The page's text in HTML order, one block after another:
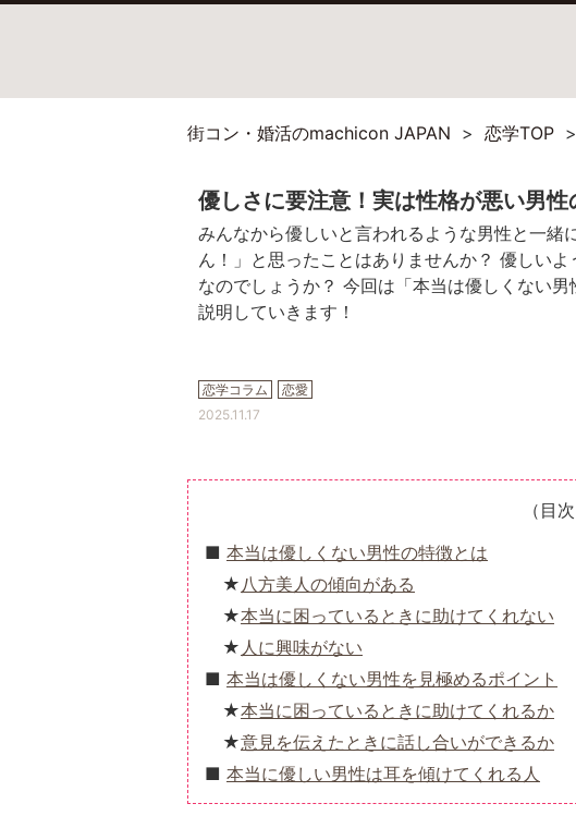
街コン・婚活のmachicon JAPAN 恋学TOP
優しさに要注意！実は性格が悪い男性
みんなから優しいと言われるような男性と一緒
ん！」と思ったことはありませんか？ 優しい
なのでしょうか？ 今回は「本当は優しくない
説明していきます！
恋学コラム 恋愛
2025.11.17
（目次
本当は優しくない男性の特徴とは
八方美人の傾向がある
本当に困っているときに助けてくれない
人に興味がない
本当は優しくない男性を見極めるポイント
本当に困っているときに助けてくれるか
意見を伝えたときに話し合いができるか
本当に優しい男性は耳を傾けてくれる人